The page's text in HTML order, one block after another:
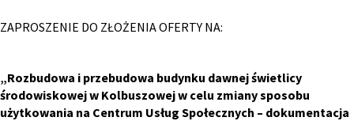
ZAPROSZENIE DO ZŁOŻENIA OFERTY NA:
„Rozbudowa i przebudowa budynku dawnej świetlicy
środowiskowej w Kolbuszowej w celu zmiany sposobu
użytkowania na Centrum Usług Społecznych – dokumentacja